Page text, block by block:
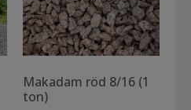
Makadam röd 8/16 (1
ton)